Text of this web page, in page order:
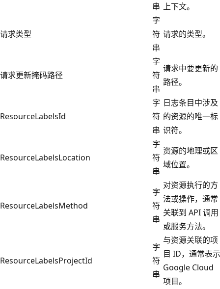
串 上下文。
请求类型
字
符
串
请求的类型。
请求更新掩码路径
字
符
串
请求中要更新的
路径。
ResourceLabelsId
字
符
串
日志条目中涉及
的资源的唯一标
识符。
ResourceLabelsLocation
字
符
串
资源的地理或区
域位置。
ResourceLabelsMethod
字
符
串
对资源执行的方
法或操作，通常
关联到 API 调用
或服务方法。
ResourceLabelsProjectId
字
符
串
与资源关联的项
目 ID，通常表示
Google Cloud
项目。